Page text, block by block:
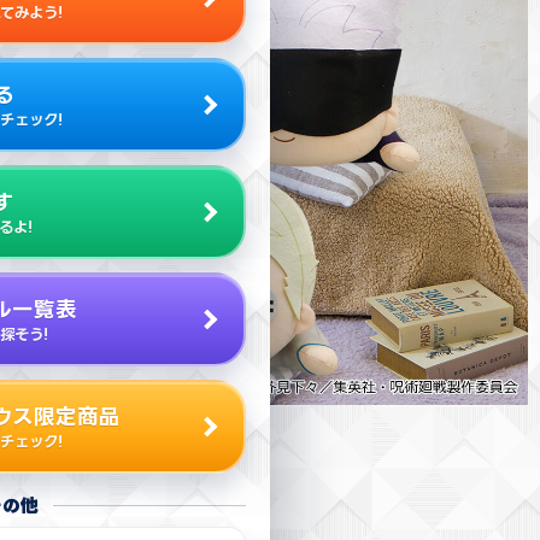
みよう!
ェック!
よ!
一覧表
そう!
ス限定商品
ェック!
他